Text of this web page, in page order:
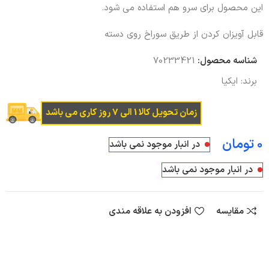
این محصول برای سرو هم استفاده می شود.
قابل آویزان کردن از طریق سوراخ روی دسته
شناسه محصول: 70233421
برند: ایکیا
زمان تحویل کالا 1 الی 7 روز کاری می باشد
تومان
در انبار موجود نمی باشد
در انبار موجود نمی باشد
مقایسه افزودن به علاقه مندی